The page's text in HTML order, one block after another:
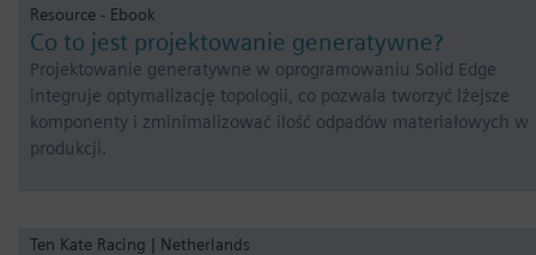
Resource - Ebook
Co to jest projektowanie generatywne?
Projektowanie generatywne w oprogramowaniu Solid Edge
integruje optymalizację topologii, co pozwala tworzyć lżejsze
komponenty i zminimalizować ilość odpadów materiałowych w
produkcji.
Ten Kate Racing | Netherlands